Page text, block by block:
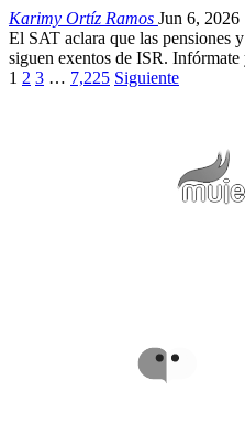
Karimy Ortíz Ramos Jun 6, 2026
El SAT aclara que las pensiones
siguen exentos de ISR.
1 2 3 … 7,225 Siguiente